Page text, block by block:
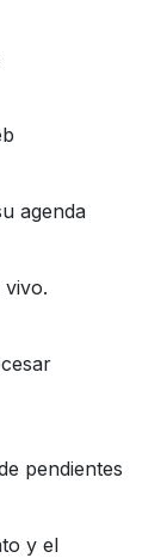
agenda
vivo.
pendientes
y el